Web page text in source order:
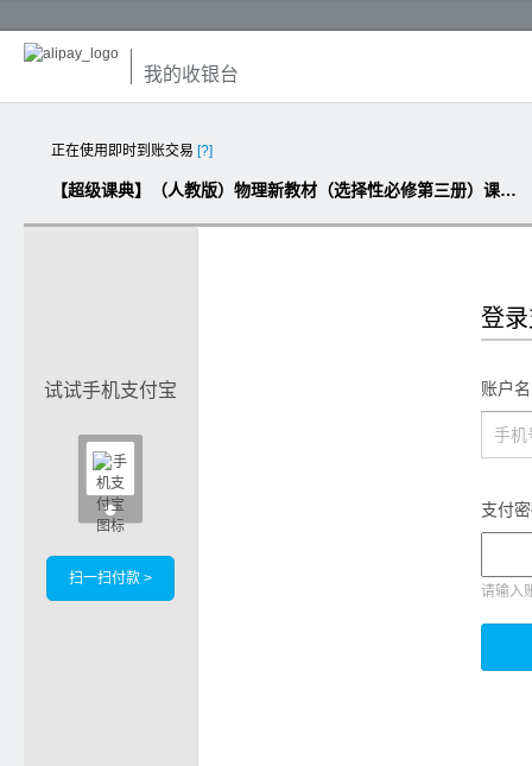
我的收银台
正在使用即时到账交易 [?]
【超级课典】（人教版）物理新教材（选择性必修第三册）课件+教案+学案+练习）
试试手机支付宝

扫一扫付款 >
登
账户
支付
请输入